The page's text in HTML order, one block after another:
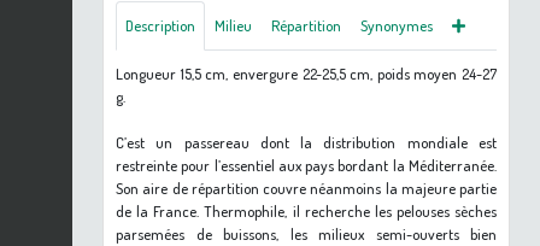
Description Milieu Répartition Synonymes
Longueur 15,5 cm, envergure 22-25,5 cm, poids moyen 24-27
g.
C’est un passereau dont la distribution mondiale est
restreinte pour l’essentiel aux pays bordant la Méditerranée.
Son aire de répartition couvre néanmoins la majeure partie
de la France. Thermophile, il recherche les pelouses sèches
parsemées de buissons, les milieux semi-ouverts bien